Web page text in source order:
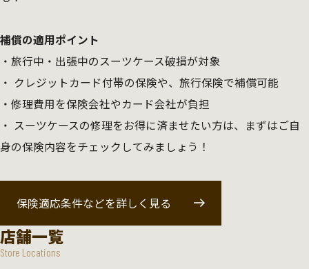
補償の適用ポイント
旅行中・出張中のスーツケース破損が対象
クレジットカード付帯の保険や、旅行保険で補償可能
修理費用を保険会社やカード会社が負担
スーツケースの修理をお得に済ませたい方は、まずはご自
身の保険内容をチェックしてみましょう！
保険適応条件などを詳しく見る
店舗一覧
Store Locations